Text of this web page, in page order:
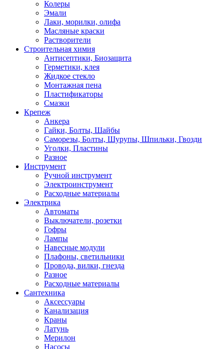
Колеры
Эмали
Лаки, морилки, олифа
Масляные краски
Растворители
Строительная химия
Антисептики, Биозащита
Герметики, клея
Жидкое стекло
Монтажная пена
Пластификаторы
Смазки
Крепеж
Анкера
Гайки, Болты, Шайбы
Саморезы, Болты, Шурупы, Шпильки, Гвозди
Уголки, Пластины
Разное
Инструмент
Ручной инструмент
Электроинструмент
Расходные материалы
Электрика
Автоматы
Выключатели, розетки
Гофры
Лампы
Навесные модули
Плафоны, светильники
Провода, вилки, гнезда
Разное
Расходные материалы
Сантехника
Аксессуары
Канализация
Краны
Латунь
Мерилон
Насосы